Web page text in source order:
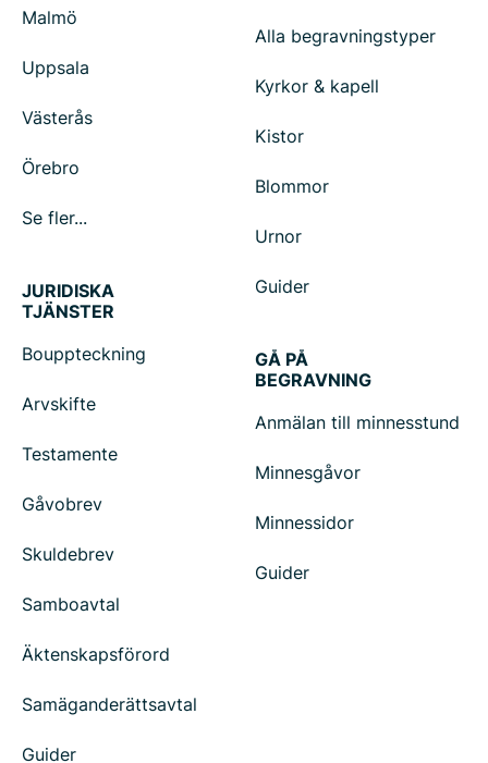
Malmö
Uppsala
Västerås
Örebro
Se fler...
Alla begravningstyper
Kyrkor & kapell
Kistor
Blommor
Urnor
Guider
JURIDISKA
TJÄNSTER
Bouppteckning
Arvskifte
Testamente
Gåvobrev
Skuldebrev
Samboavtal
Äktenskapsförord
Samäganderättsavtal
Guider
GÅ PÅ
BEGRAVNING
Anmälan till minnesstund
Minnesgåvor
Minnessidor
Guider